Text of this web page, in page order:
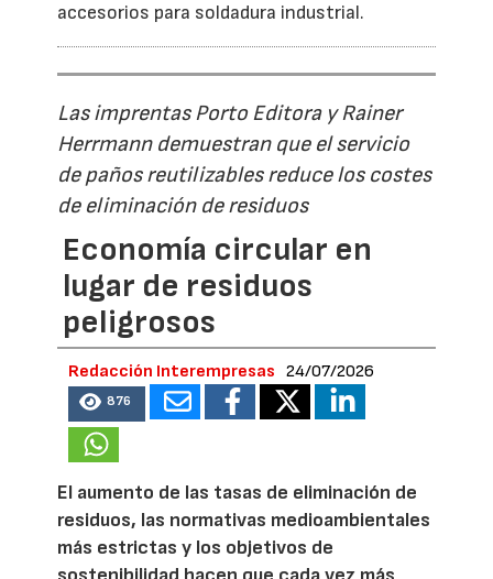
accesorios para soldadura industrial.
Las imprentas Porto Editora y Rainer
Herrmann demuestran que el servicio
de paños reutilizables reduce los costes
de eliminación de residuos
Economía circular en
lugar de residuos
peligrosos
Redacción Interempresas 24/07/2026
876
El aumento de las tasas de eliminación de
residuos, las normativas medioambientales
más estrictas y los objetivos de